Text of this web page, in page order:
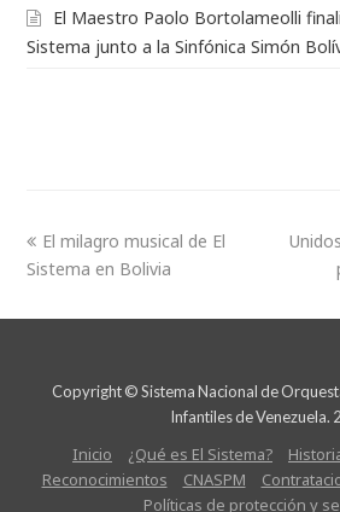
El Maestro Paolo Bortolameolli
Sistema junto a la Sinfónica Simón
El milagro musical de El
Sistema en Bolivia
Copyright © Sistema Nacional de
Infantiles de Venezuela.
Inicio ¿Qué es El Sistema?
Reconocimientos
CNASPM
Políticas de protección y